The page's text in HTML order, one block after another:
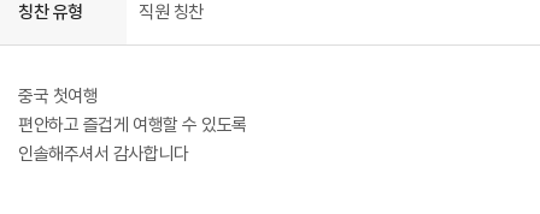
칭찬 유형 직원 칭찬
중국 첫여행
편안하고 즐겁게 여행할 수 있도록
인솔해주셔서 감사합니다